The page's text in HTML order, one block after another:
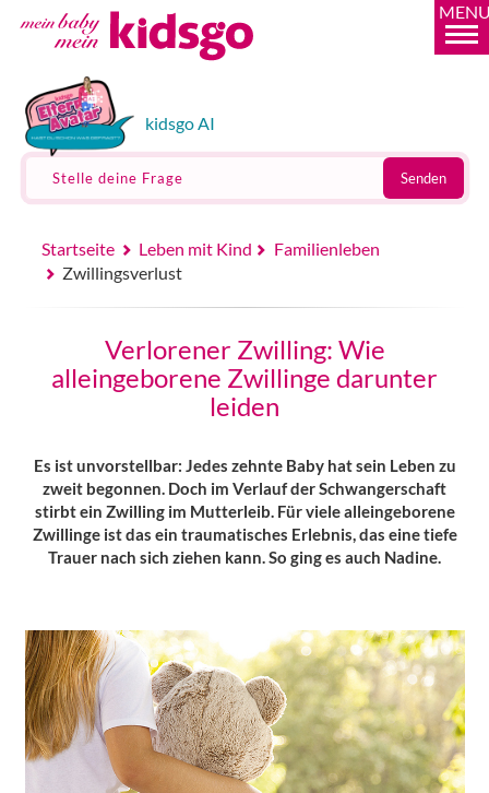
kidsgo AI
Stelle deine Frage Senden
Startseite Leben mit Kind
Familienleben
Zwillingsverlust
Verlorener Zwilling: Wie
alleingeborene Zwillinge darunter
leiden
Es ist unvorstellbar: Jedes zehnte Baby hat sein Leben zu
zweit begonnen. Doch im Verlauf der Schwangerschaft
stirbt ein Zwilling im Mutterleib. Für viele alleingeborene
Zwillinge ist das ein traumatisches Erlebnis, das eine tiefe
Trauer nach sich ziehen kann. So ging es auch Nadine.